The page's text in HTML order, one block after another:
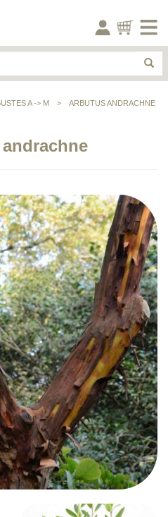
A -> M > ARBUTUS ANDRACHNE